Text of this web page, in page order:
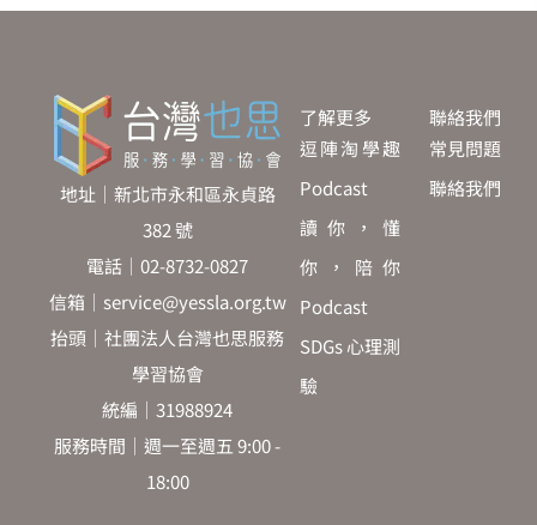
了解更多
逗陣淘學趣
Podcast
讀你，懂
你，陪你
Podcast
SDGs 心理測
驗
地址｜新北市永和區永貞路
382 號
電話｜02-8732-0827
信箱｜service@yessla.org.tw
抬頭｜社團法人台灣也思服務
學習協會
統編｜31988924
服務時間｜週一至週五 9:00 -
18:00
聯絡我們
常見問題
聯絡我們